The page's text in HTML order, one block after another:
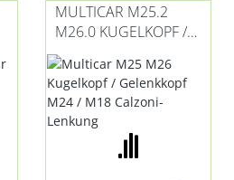
MULTICAR M25.2
M26.0 KUGELKOPF /
GELENKKOPF M24 /
M18 CALZONI-
LENKUNG